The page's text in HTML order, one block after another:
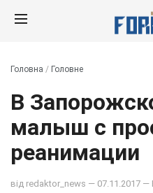
Головна / Головне
В
малыш с
реанимации
від redaktor_news — 07.11.2017 —